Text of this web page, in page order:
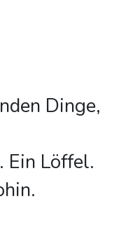
Dinge,
Ein Löffel.